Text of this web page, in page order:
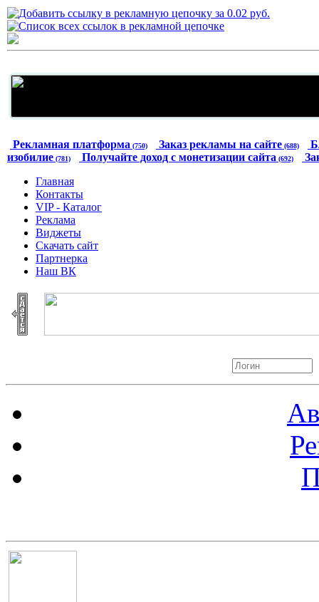
Рекламная платформа (750) Заказ рекламы на сайте (688)
изобилие (781) Получайте доход с монетизации сайта (692)
Главная
Контакты
VIP - Каталог
Реклама
Виджеты
Скачать сайт
Партнерка
Наш ВК